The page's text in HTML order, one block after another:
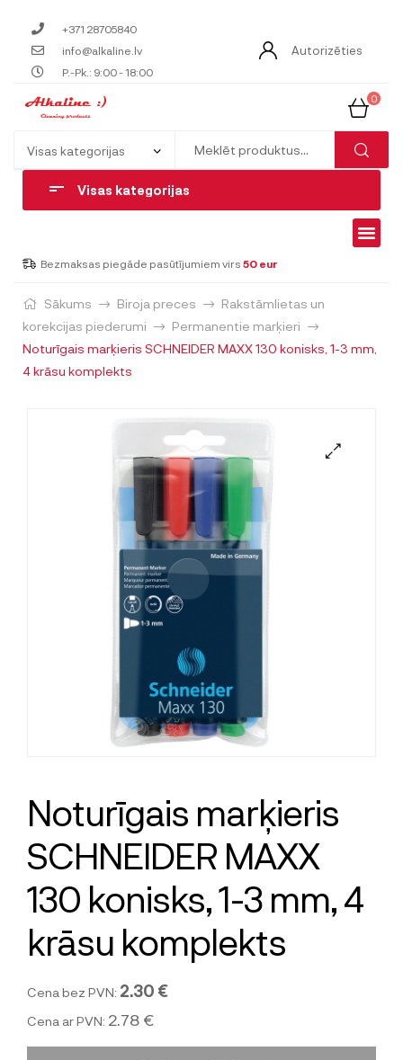
+371 28705840
info@alkaline.lv
P.-Pk.: 9:00 - 18:00
Autorizēties
0
Visas kategorijas
Bezmaksas piegāde pasūtījumiem virs 50 eur
Sākums Biroja preces
Rakstāmlietas un
korekcijas piederumi
Permanentie marķieri
Noturīgais marķieris SCHNEIDER MAXX 130 konisks, 1-3 mm,
4 krāsu komplekts
Noturīgais marķieris
SCHNEIDER MAXX
130 konisks, 1-3 mm, 4
krāsu komplekts
Cena bez PVN: 2.30 €
Cena ar PVN: 2.78 €